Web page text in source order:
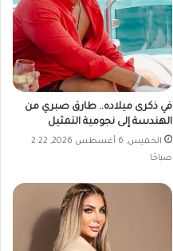
في ذكرى ميلاده.. طارق صبري من
الهندسة إلى نجومية التمثيل
الخميس, 6 أغسطس 2026, 2:22
صباحًا